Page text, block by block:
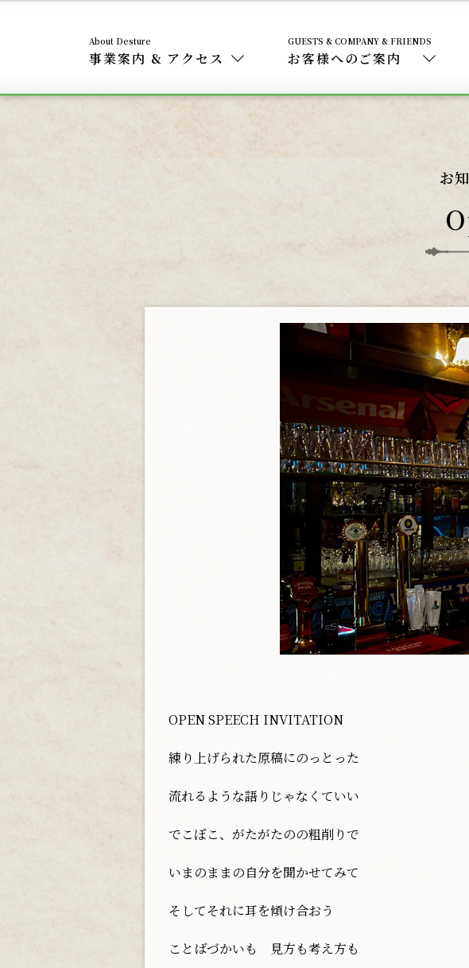
事業案内 & アクセス お客様へのご案内
お
OPEN SPEECH INVITATION
練り上げられた原稿にのっとった
流れるような語りじゃなくていい
でこぼこ、がたがたのの粗削りで
いまのままの自分を聞かせてみて
そしてそれに耳を傾け合おう
ことばづかいも 見方も考え方も